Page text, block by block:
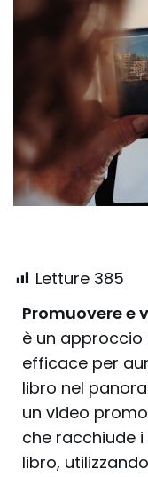
Letture 385
Promuovere e
è un
efficace per
libro nel
un video
che racchiude
libro,